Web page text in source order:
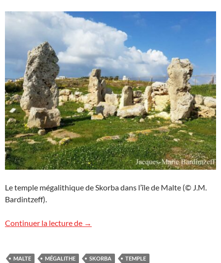
Le temple mégalithique de Skorba dans l’île de Malte (© J.M.
Bardintzeff).
Continuer la lecture de Le temple mégalithique de Skorba à
→
MALTE MÉGALITHE SKORBA
TEMPLE